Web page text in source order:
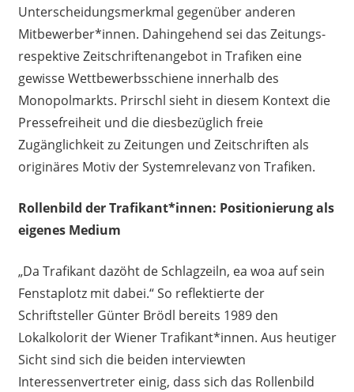
Unterscheidungsmerkmal gegenüber anderen
Mitbewerber*innen. Dahingehend sei das Zeitungs-
respektive Zeitschriftenangebot in Trafiken eine
gewisse Wettbewerbsschiene innerhalb des
Monopolmarkts. Prirschl sieht in diesem Kontext die
Pressefreiheit und die diesbezüglich freie
Zugänglichkeit zu Zeitungen und Zeitschriften als
originäres Motiv der Systemrelevanz von Trafiken.
Rollenbild der Trafikant*innen: Positionierung als
eigenes Medium
„Da Trafikant dazöht de Schlagzeiln, ea woa auf sein
Fenstaplotz mit dabei.“ So reflektierte der
Schriftsteller Günter Brödl bereits 1989 den
Lokalkolorit der Wiener Trafikant*innen. Aus heutiger
Sicht sind sich die beiden interviewten
Interessenvertreter einig, dass sich das Rollenbild